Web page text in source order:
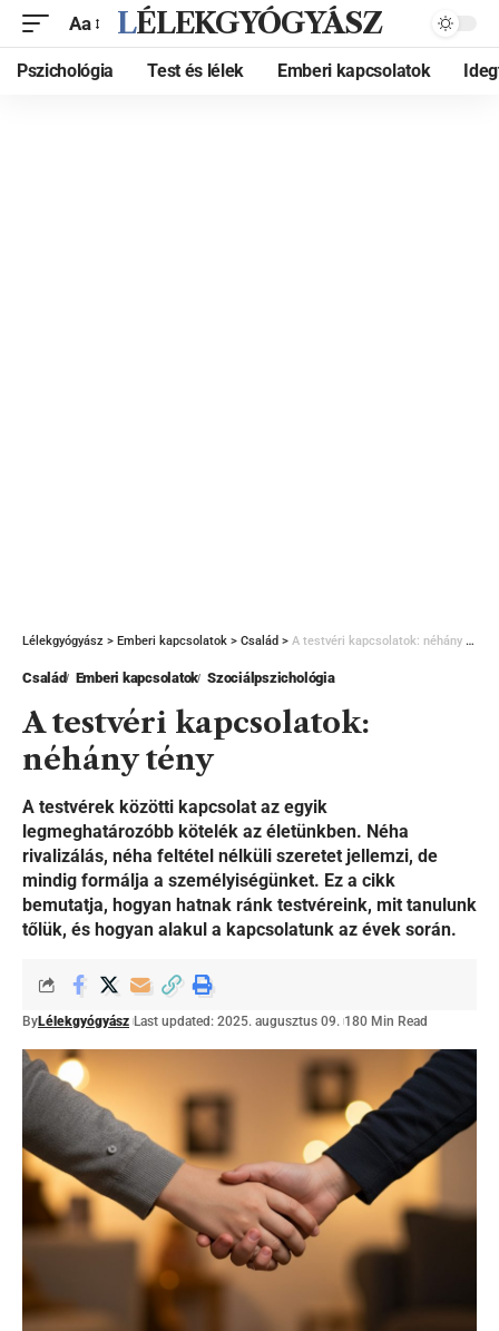
Aa LÉLEKGYÓGYÁSZ
Pszichológia Test és lélek Emberi kapcsolatok
Lélekgyógyász > Emberi kapcsolatok > Család > A testvéri kapcsolatok: néhány tény
Család Emberi kapcsolatok Szociálpszichológia
A testvéri kapcsolatok:
néhány tény
A testvérek közötti kapcsolat az egyik
legmeghatározóbb kötelék az életünkben. Néha
rivalizálás, néha feltétel nélküli szeretet jellemzi, de
mindig formálja a személyiségünket. Ez a cikk
bemutatja, hogyan hatnak ránk testvéreink, mit tanulunk
tőlük, és hogyan alakul a kapcsolatunk az évek során.
ByLélekgyógyász Last updated: 2025. augusztus 09. 180 Min Read